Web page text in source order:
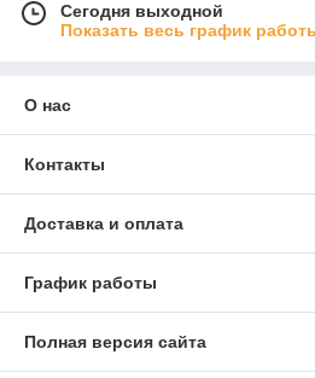
Сегодня выходной
Показать весь график
О нас
Контакты
Доставка и оплата
График работы
Полная версия сайта